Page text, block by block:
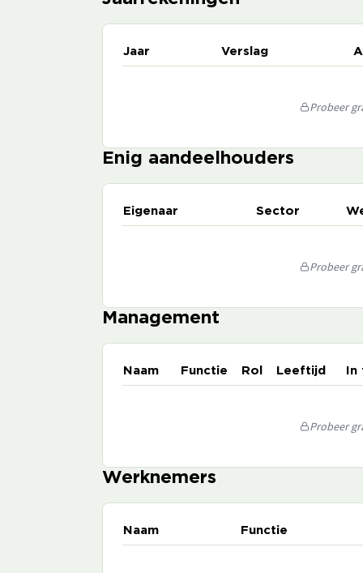
Jaar Verslag
Probeer
Enig aandeelhouders
Eigenaar Sector
Probeer
Management
Naam Functie Rol Leeftijd
Probeer
Werknemers
Naam Functie